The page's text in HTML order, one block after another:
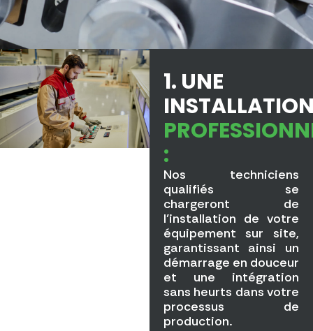
1. UNE
:
Nos techniciens
qualifiés se
chargeront de
l’installation de votre
équipement sur site,
garantissant ainsi un
démarrage en douceur
et une intégration
sans heurts dans votre
processus de
production.